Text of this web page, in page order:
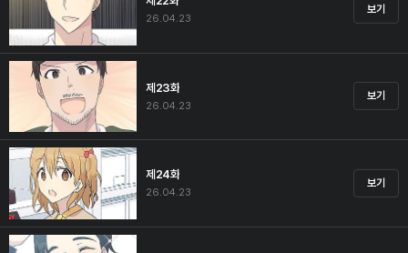
26.04.23
보기
제23화
26.04.23
보기
제24화
26.04.23
보기